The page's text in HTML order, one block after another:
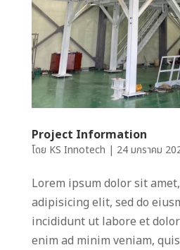
Project Information
โดย KS Innotech | 24 มกราคม
Lorem ipsum dolor sit
adipisicing elit, sed do
incididunt ut labore et
enim ad minim veniam,